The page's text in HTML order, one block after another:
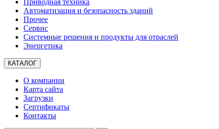
Приводная техника
Автоматизация и безопасность зданий
Прочее
Сервис
Системные решения и продукты для отраслей
Энергетика
КАТАЛОГ
О компании
Карта сайта
Загрузки
Сертификаты
Контакты